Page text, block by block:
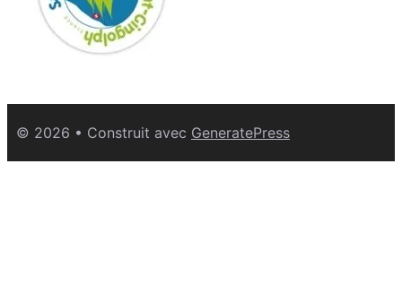
© 2026 • Construit avec GeneratePress